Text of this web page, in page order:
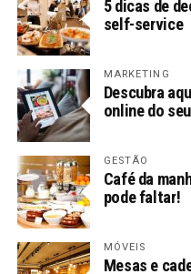
5 dicas de
self-service
MARKETING
Descubra
online do
GESTÃO
Café da
pode faltar!
MÓVEIS
Mesas e